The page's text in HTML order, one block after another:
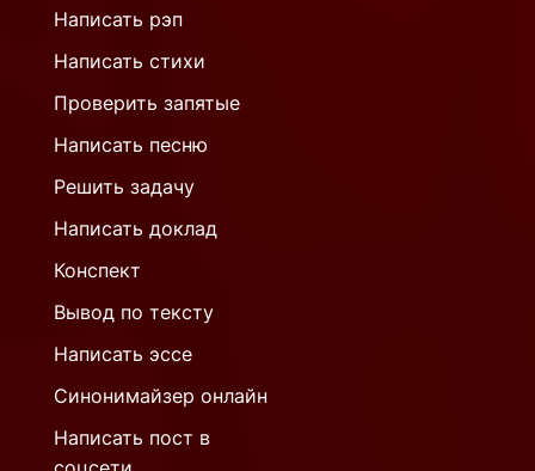
Написать рэп
Написать стихи
Проверить запятые
Написать песню
Решить задачу
Написать доклад
Конспект
Вывод по тексту
Написать эссе
Синонимайзер онлайн
Написать пост в